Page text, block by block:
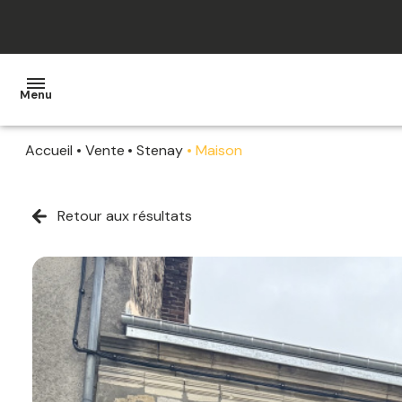
Menu
VENTE
ESTIMATION
ALERTE
E-MAIL
CONTACT
Accueil Vente Stenay Maison
Retour aux résultats